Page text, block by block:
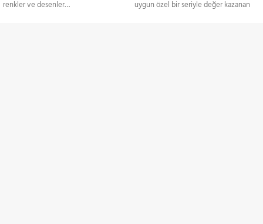
renkler ve desenler…
uygun özel bir seriyle değer kazanan